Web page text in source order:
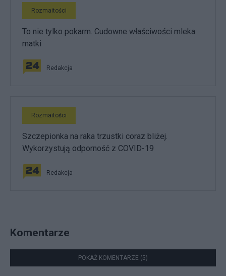
Rozmaitości
To nie tylko pokarm. Cudowne właściwości mleka
matki
Redakcja
Rozmaitości
Szczepionka na raka trzustki coraz bliżej.
Wykorzystują odporność z COVID-19
Redakcja
Komentarze
POKAŻ KOMENTARZE (5)